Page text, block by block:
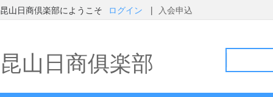
昆山日商倶楽部にようこそ ログイン | 入会申込
昆山日商俱楽部